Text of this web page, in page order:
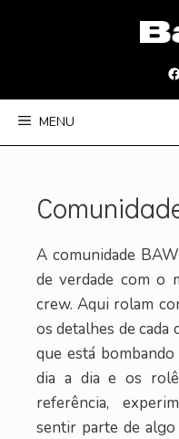
MENU
A comunidade
de verdade com o
crew. Aqui rolam
os detalhes de
que está
dia a dia e os
referência,
sentir parte de